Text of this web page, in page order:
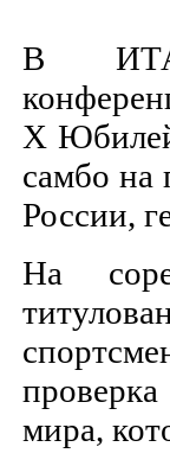
В
X
самбо на
России,
На
мира,